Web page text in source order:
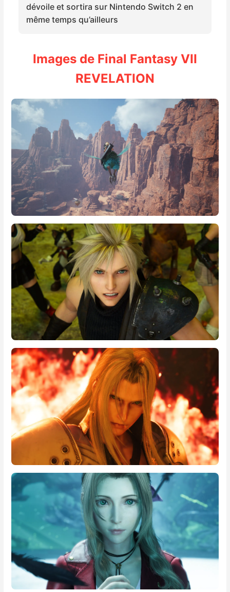
dévoile et sortira sur Nintendo Switch 2 en
même temps qu’ailleurs
Images de Final Fantasy VII
REVELATION